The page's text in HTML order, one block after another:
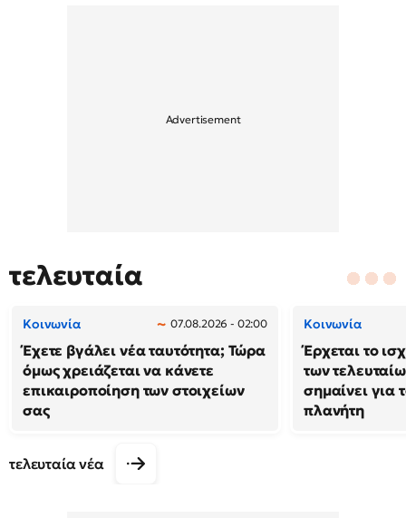
τελευταία
Κοινωνία 07.08.2026 - 02:00
Έχετε βγάλει νέα ταυτότητα; Τώρα
όμως χρειάζεται να κάνετε
επικαιροποίηση των στοιχείων
σας
Κοινωνία
Έρχεται το
των
σημαίνει για
πλανήτη
τελευταία νέα